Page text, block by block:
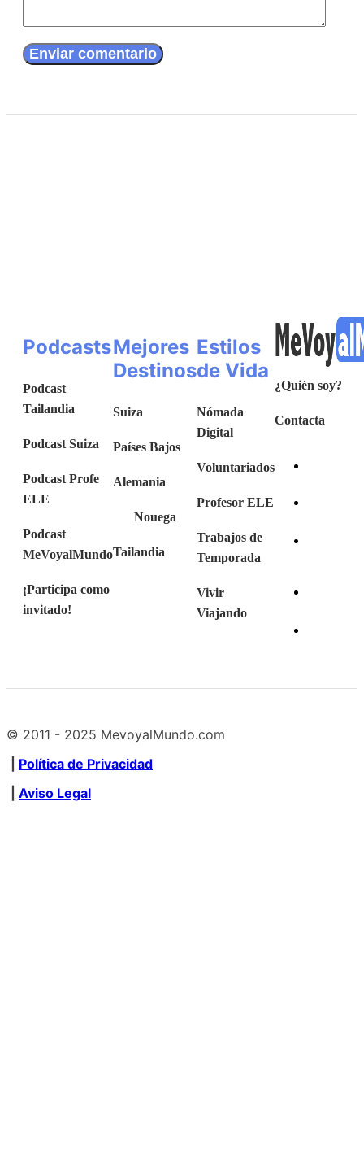
Podcasts
Podcast
Tailandia
Podcast Suiza
Podcast Profe
ELE
Podcast
MeVoyalMundo
¡Participa como
invitado!
Mejores
Destinos
Suiza
Países Bajos
Alemania
Nouega
Tailandia
Estilos
de Vida
Nómada
Digital
Voluntariados
Profesor ELE
Trabajos de
Temporada
Vivir
Viajando
¿Quién soy?
Contacta
© 2011 - 2025 MevoyalMundo.com
Política de Privacidad
Aviso Legal